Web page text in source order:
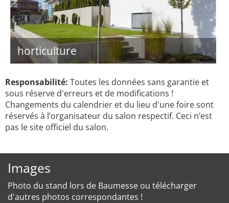
horticulture
Responsabilité: Toutes les données sans garantie et
sous réserve d'erreurs et de modifications !
Changements du calendrier et du lieu d'une foire sont
réservés à l’organisateur du salon respectif. Ceci n’est
pas le site officiel du salon.
Images
Photo du stand lors de Baumesse ou télécharger
d'autres photos correspondantes !